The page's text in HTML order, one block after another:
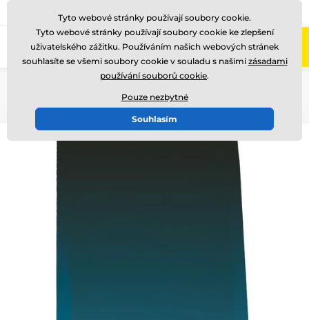
Zavolejte nám (Po-Pá 8-17)
Tyto webové stránky používají soubory cookie.
Tyto webové stránky používají soubory cookie ke zlepšení
uživatelského zážitku. Používáním našich webových stránek
souhlasíte se všemi soubory cookie v souladu s našimi zásadami
používání souborů cookie.
Pouze nezbytné
Souhlasím